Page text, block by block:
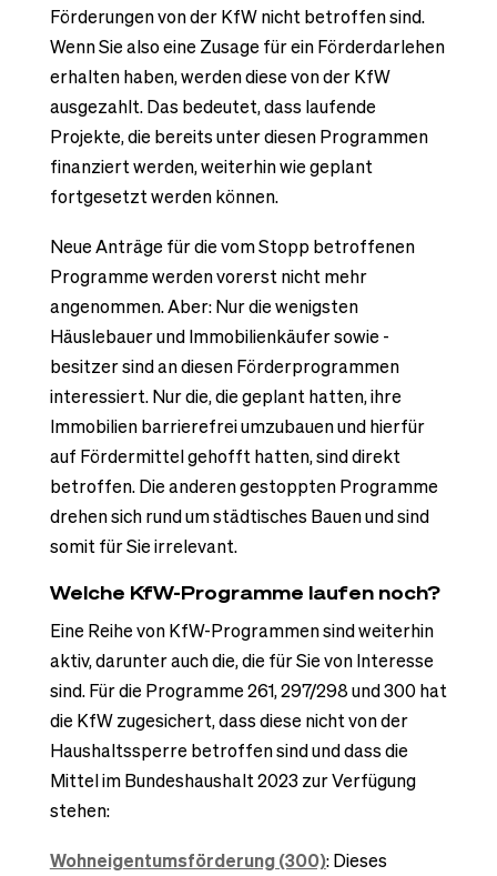
Förderungen von der KfW nicht betroffen sind.
Wenn Sie also eine Zusage für ein Förderdarlehen
erhalten haben, werden diese von der KfW
ausgezahlt. Das bedeutet, dass laufende
Projekte, die bereits unter diesen Programmen
finanziert werden, weiterhin wie geplant
fortgesetzt werden können.
Neue Anträge für die vom Stopp betroffenen
Programme werden vorerst nicht mehr
angenommen. Aber: Nur die wenigsten
Häuslebauer und Immobilienkäufer sowie -
besitzer sind an diesen Förderprogrammen
interessiert. Nur die, die geplant hatten, ihre
Immobilien barrierefrei umzubauen und hierfür
auf Fördermittel gehofft hatten, sind direkt
betroffen. Die anderen gestoppten Programme
drehen sich rund um städtisches Bauen und sind
somit für Sie irrelevant.
Welche KfW-Programme laufen noch?
Eine Reihe von KfW-Programmen sind weiterhin
aktiv, darunter auch die, die für Sie von Interesse
sind. Für die Programme 261, 297/298 und 300 hat
die KfW zugesichert, dass diese nicht von der
Haushaltssperre betroffen sind und dass die
Mittel im Bundeshaushalt 2023 zur Verfügung
stehen:
Wohneigentumsförderung (300): Dieses